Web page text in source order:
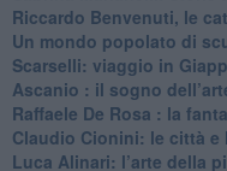
​Riccardo Benvenuti, le
​Un mondo popolato di
​Scarselli: viaggio in
​Ascanio : il sogno
Raffaele De Rosa : la
​Claudio Cionini: le città e
Luca Alinari: l’arte della